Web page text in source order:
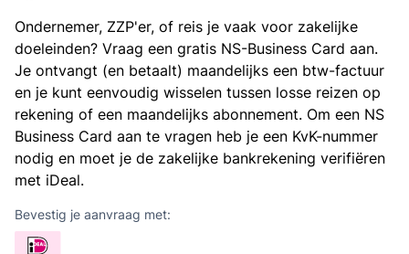
Ondernemer, ZZP'er, of reis je vaak voor zakelijke
doeleinden? Vraag een gratis NS-Business Card aan.
Je ontvangt (en betaalt) maandelijks een btw-factuur
en je kunt eenvoudig wisselen tussen losse reizen op
rekening of een maandelijks abonnement. Om een NS
Business Card aan te vragen heb je een KvK-nummer
nodig en moet je de zakelijke bankrekening verifiëren
met iDeal.
Bevestig je aanvraag met: